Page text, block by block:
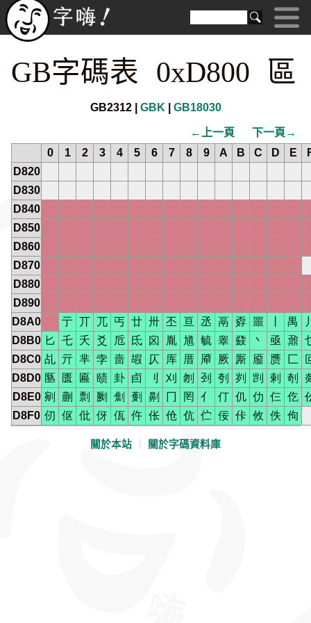
GB字碼表 0xD800 區
GB2312 | GBK GB18030
←上一頁
下一頁→
0
1 2 3 4 5 6 7 8 9 A B C D E
D820
D830
D840
D850
D860
D870
D880
D890
D8A0
亍 丌 兀 丐 廿 卅 丕 亘 丞 鬲 孬 噩 禺
D8B0 匕 乇 夭 爻 卮 氐 囟 胤 馗 毓 睾 鼗 丶 亟 鼐
D8C0 乩 亓 芈 孛 啬 嘏 仄 厍 厝 厣 厥 厮 靥 赝 匚
D8D0 匦 匮 匾 赜 卦 卣 刂 刈 刎 刭 刳 刿 剀 剌 剞
D8E0 剜 蒯 剽 劂 劁 劐 劓 冂 罔 亻 仃 仉 仂 仨 仡
D8F0 仞 伛 仳 伢 佤 仵 伥 伧 伉 伫 佞 佧 攸 佚 佝
關於本站 關於字碼資料庫